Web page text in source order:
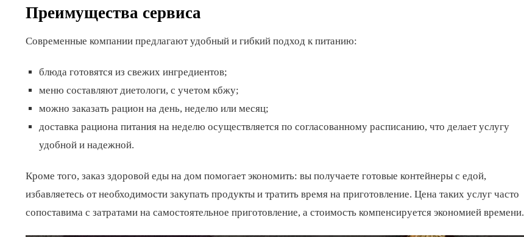
Преимущества сервиса
Современные компании предлагают удобный и гибкий подход к питанию:
блюда готовятся из свежих ингредиентов;
меню составляют диетологи, с учетом кбжу;
можно заказать рацион на день, неделю или месяц;
доставка рациона питания на неделю осуществляется по согласованному расписанию, что делает услугу
удобной и надежной.
Кроме того, заказ здоровой еды на дом помогает экономить: вы получаете готовые контейнеры с едой,
избавляетесь от необходимости закупать продукты и тратить время на приготовление. Цена таких услуг часто
сопоставима с затратами на самостоятельное приготовление, а стоимость компенсируется экономией времени.